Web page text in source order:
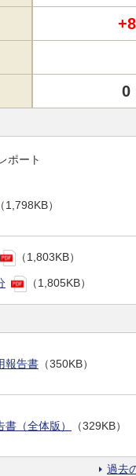
0
ポート
（1,798KB）
（1,803KB）
（1,805KB）
報告書 （350KB）
書（全体版） （329KB）
過去